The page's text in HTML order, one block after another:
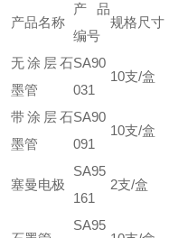
产品名称
产品
编号
规格尺寸
无涂层石
墨管
SA90
031
10支/盒
带涂层石
墨管
SA90
091
10支/盒
塞曼电极
SA95
161
2支/盒
SA95